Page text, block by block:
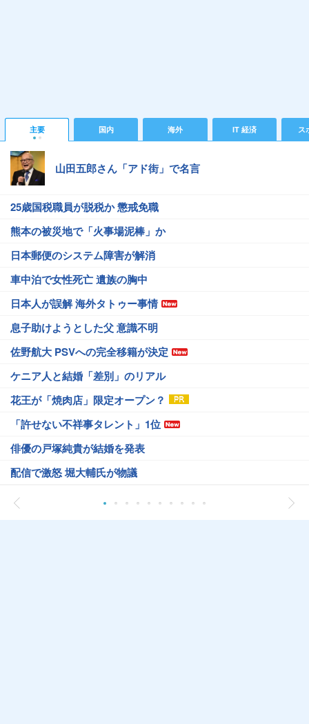
主要 国内 海外 IT 経済 ス
山田五郎さん「アド街」で名言
25歳国税職員が脱税か 懲戒免職
熊本の被災地で「火事場泥棒」か
日本郵便のシステム障害が解消
車中泊で女性死亡 遺族の胸中
日本人が誤解 海外タトゥー事情
息子助けようとした父 意識不明
佐野航大 PSVへの完全移籍が決定
ケニア人と結婚「差別」のリアル
花王が「焼肉店」限定オープン？
「許せない不祥事タレント」1位
俳優の戸塚純貴が結婚を発表
配信で激怒 堀大輔氏が物議